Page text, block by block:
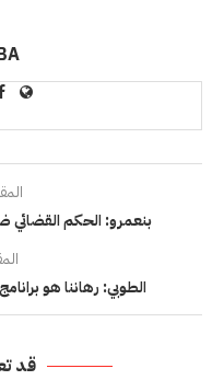
بنعمرو: الحكم القضائي
الطوبي: رهاننا هو
قد